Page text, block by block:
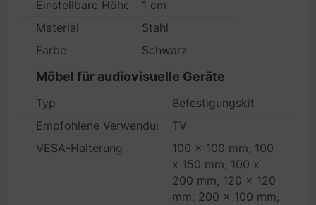
Einstellbare Höhe
1 cm
Material
Stahl
Farbe
Schwarz
Möbel für audiovisuelle Geräte
Typ
Befestigungskit
Empfohlene Verwendung
TV
VESA-Halterung
100 x 100 mm, 100
x 150 mm, 100 x
200 mm, 120 x 120
mm, 200 x 100 mm,